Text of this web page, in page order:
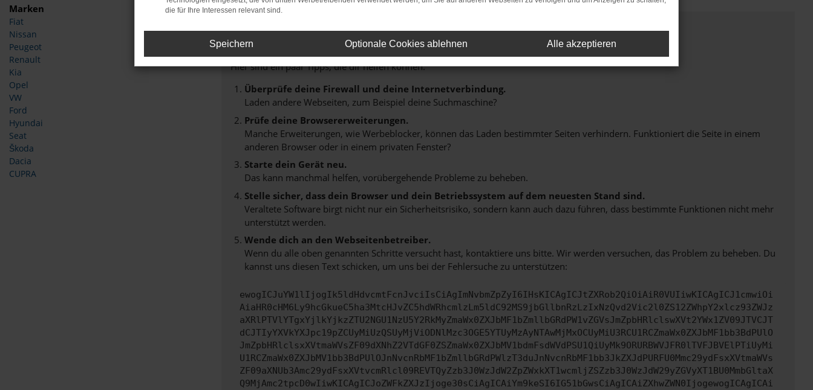
Marken
Fiat
Nissan
Peugeot
Renault
Kia
Opel
VW
Ford
Hyundai
Seat
Škoda
Dacia
CUPRA
Fehler: Network Error
Hier sind ein paar Tipps, die dir helfen können:
Überprüfe deine Firewall und deine Internetverbindung.
Laden andere Webseiten, zum Beispiel deine Suchmaschine?
Prüfe deine Browsererweiterungen.
Manche Erweiterungen, wie Werbeblocker, können das Laden bestimmter Seiten verhindern. Funktioniert die Seite in einem
anderen Browser oder in einem privaten Fenster?
Starte dein Gerät neu.
Das kann manchmal helfen, vorübergehende Probleme zu beheben.
Stelle sicher, dass dein Browser und dein Betriebssystem auf dem neuesten Stand sind.
Veraltete Software birgt nicht nur ein Sicherheitsrisiko, sondern kann auch dazu führen, dass bestimmte Funktionen nicht mehr
unterstützt werden.
Wende dich an den Webseitenbetreiber.
Wenn du alle oben genannten Schritte versucht hast, kontaktiere uns bitte. Wir werden versuchen, das Problem zu beheben. Du
kannst uns diesen Text schicken, um uns bei der Fehlersuche zu unterstützen:
ewogICJuYW1lIjogIk5ldHdvcmtFcnJvciIsCiAgImNvbmZpZyI6IHsKICAgICJtZXRob2QiOiAiR0VUIiwKICAgICJ1cmwiOi
AiaHR0cHM6Ly9hcGkueC5ha3MtcHJvZC5hdWRhcmlzLm5ldC92MS9jbGllbnRzLzIxNzQvd2Vic2l0ZS12ZWhpY2xlcz93ZWJz
aXRlPTVlYTgxYjlkYjkzZTU2NGU1NzU5Y2RkMyZmaWx0ZXJbMF1bZmllbGRdPW1vZGVsJmZpbHRlclswXVt2YWx1ZV09JTVCJT
dCJTIyYXVkYXJpc19pZCUyMiUzQSUyMjViODNlMzc3OGE5YTUyMzAyNTAwMjMxOCUyMiU3RCU1RCZmaWx0ZXJbMF1bb3BdPUlO
JmZpbHRlclsxXVtmaWVsZF09dXNhZ2VTdGF0ZSZmaWx0ZXJbMV1bdmFsdWVdPSU1QiUyMk9ORURBWVJFR0lTVFJBVElPTiUyMi
U1RCZmaWx0ZXJbMV1bb3BdPUlOJnNvcnRbMF1bZmllbGRdPWlzT3duJnNvcnRbMF1bb3JkZXJdPURFU0Mmc29ydFsxXVtmaWVs
ZF09aXNUb3Amc29ydFsxXVtvcmRlcl09REVTQyZzb3J0WzJdW2ZpZWxkXT1wcmljZSZzb3J0WzJdW29yZGVyXT1BU0MmbGltaX
Q9MjAmc2tpcD0wIiwKICAgICJoZWFkZXJzIjoge30sCiAgICAiYm9keSI6IG51bGwsCiAgICAiZXhwZWN0IjogewogICAgICAi
die für Ihre Interessen relevant sind.
Speichern Optionale Cookies ablehnen Alle akzeptieren